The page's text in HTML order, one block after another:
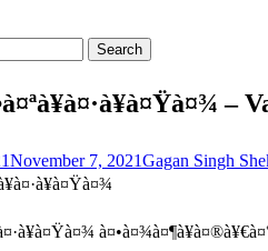
November 7, 2021Gagan Singh